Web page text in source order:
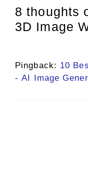
8 thoughts
3D Image
Pingback: 10
- AI Image